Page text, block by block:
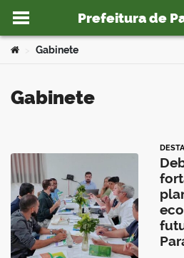
Ir para o conteúdo
Prefeitura de
Você está aqui:
Gabinete
Gabinete